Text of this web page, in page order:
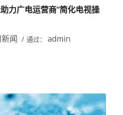
力广电运营商“简化电视操
闻 / 通过： admin